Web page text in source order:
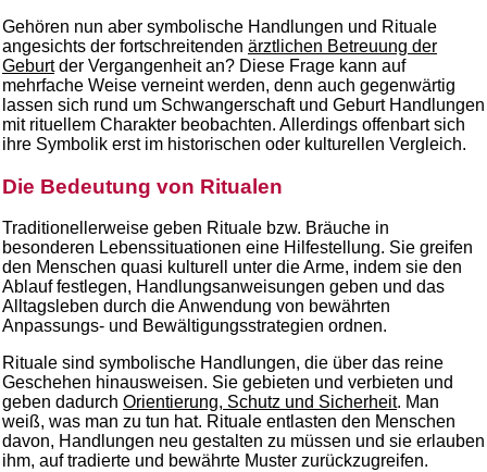
Gehören nun aber symbolische Handlungen und Rituale
angesichts der fortschreitenden ärztlichen Betreuung der
Geburtder Vergangenheit an? Diese Frage kann auf
mehrfache Weise verneint werden, denn auch gegenwärtig
lassen sich rund um Schwangerschaft und Geburt Handlungen
mit rituellem Charakter beobachten. Allerdings offenbart sich
ihre Symbolik erst im historischen oder kulturellen Vergleich.
Die Bedeutung von Ritualen
Traditionellerweise geben Rituale bzw. Bräuche in
besonderen Lebenssituationen eine Hilfestellung. Sie greifen
den Menschen quasi kulturell unter die Arme, indem sie den
Ablauf festlegen, Handlungsanweisungen geben und das
Alltagsleben durch die Anwendung von bewährten
Anpassungs- und Bewältigungsstrategien ordnen.
Rituale sind symbolische Handlungen, die über das reine
Geschehen hinausweisen. Sie gebieten und verbieten und
geben dadurch Orientierung, Schutz und Sicherheit. Man
weiß, was man zu tun hat. Rituale entlasten den Menschen
davon, Handlungen neu gestalten zu müssen und sie erlauben
ihm, auf tradierte und bewährte Muster zurückzugreifen.